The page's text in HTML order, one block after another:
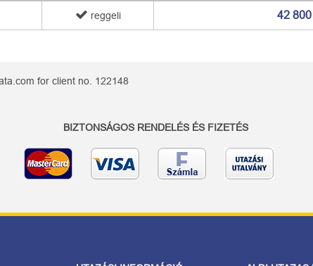
reggeli 42
for client no. 122148
BIZTONSÁGOS RENDELÉS ÉS FIZETÉS